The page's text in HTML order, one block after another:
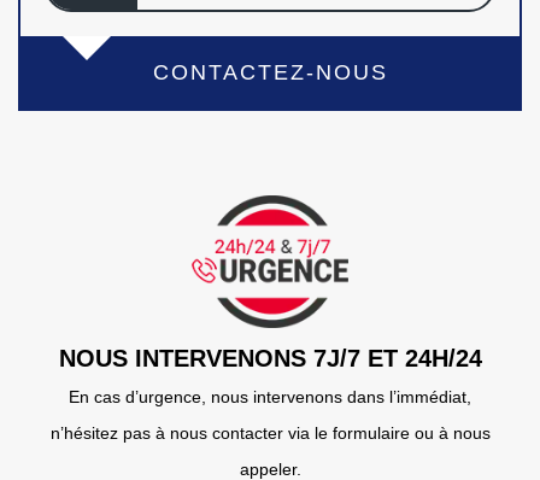
CONTACTEZ-NOUS
NOUS INTERVENONS 7J/7 ET 24H/24
En cas d’urgence, nous intervenons dans l’immédiat,
n’hésitez pas à nous contacter via le formulaire ou à nous
appeler.